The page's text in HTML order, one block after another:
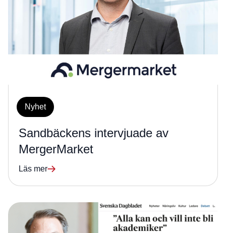
Nyhet
Sandbäckens intervjuade av
MergerMarket
Läs mer